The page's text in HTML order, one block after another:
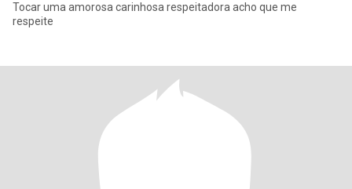
Tocar uma amorosa carinhosa respeitadora acho que me
respeite